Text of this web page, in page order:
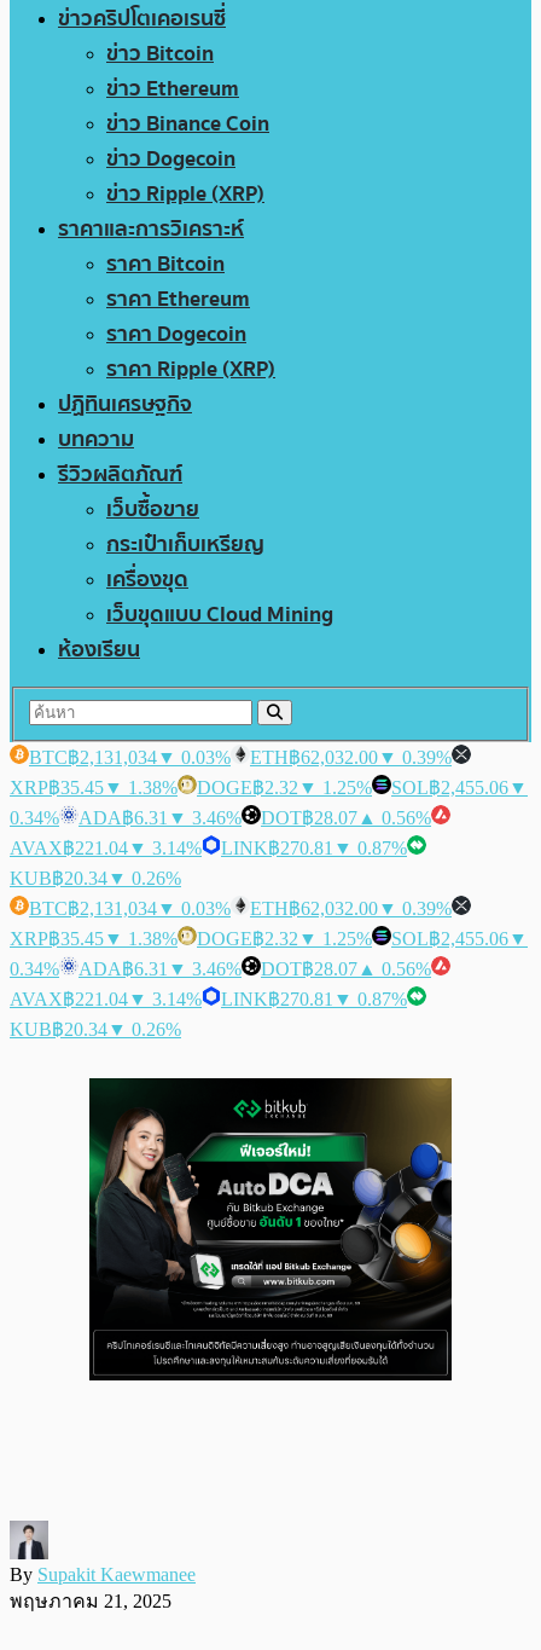
ข่าวคริปโตเคอเรนซี่
ข่าว Bitcoin
ข่าว Ethereum
ข่าว Binance Coin
ข่าว Dogecoin
ข่าว Ripple (XRP)
ราคาและการวิเคราะห์
ราคา Bitcoin
ราคา Ethereum
ราคา Dogecoin
ราคา Ripple (XRP)
ปฏิทินเศรษฐกิจ
บทความ
รีวิวผลิตภัณฑ์
เว็บซื้อขาย
กระเป๋าเก็บเหรียญ
เครื่องขุด
เว็บขุดแบบ Cloud Mining
ห้องเรียน
BTC฿2,131,034▼ 0.03% ETH฿62,032.00▼ 0.39%
XRP฿35.45▼ 1.38% DOGE฿2.32 ▼ 1.25% SOL฿2,455.06▼
0.34%
ADA฿6.31 ▼ 3.46% DOT฿28.07 ▲ 0.56%
AVAX฿221.04▼ 3.14% LINK฿270.81 ▼ 0.87%
KUB฿20.34▼ 0.26%
BTC฿2,131,034▼ 0.03% ETH฿62,032.00▼ 0.39%
XRP฿35.45▼ 1.38% DOGE฿2.32 ▼ 1.25% SOL฿2,455.06▼
0.34%
ADA฿6.31 ▼ 3.46% DOT฿28.07 ▲ 0.56%
AVAX฿221.04▼ 3.14% LINK฿270.81 ▼ 0.87%
KUB฿20.34▼ 0.26%
By Supakit Kaewmanee
พฤษภาคม 21, 2025